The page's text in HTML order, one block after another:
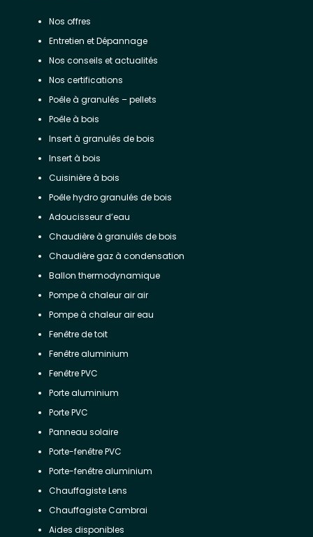
Nos offres
Entretien et Dépannage
Nos conseils et actualités
Nos certifications
Poêle à granulés – pellets
Poêle à bois
Insert à granulés de bois
Insert à bois
Cuisinière à bois
Poêle hydro granulés de bois
Adoucisseur d’eau
Chaudière à granulés de bois
Chaudière gaz à condensation
Ballon thermodynamique
Pompe à chaleur air air
Pompe à chaleur air eau
Fenêtre de toit
Fenêtre aluminium
Fenêtre PVC
Porte aluminium
Porte PVC
Panneau solaire
Porte-fenêtre PVC
Porte-fenêtre aluminium
Chauffagiste Lens
Chauffagiste Cambrai
Aides disponibles